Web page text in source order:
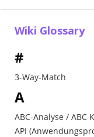
Wiki Glossary
#
3-Way-Match
A
ABC-Analyse / ABC
API